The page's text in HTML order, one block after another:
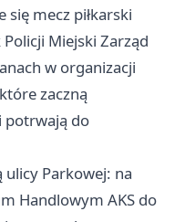
się mecz piłkarski
Miejski Zarząd
w organizacji
zaczną
potrwają do
ulicy Parkowej: na
Handlowym AKS do